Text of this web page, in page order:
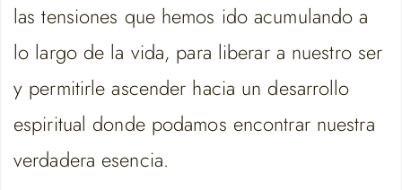
las tensiones que hemos ido acumulando a
lo largo de la vida, para liberar a nuestro ser
y permitirle ascender hacia un desarrollo
espiritual donde podamos encontrar nuestra
verdadera esencia.